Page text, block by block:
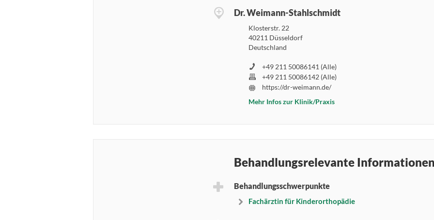
Dr. Weimann-Stahlschmidt
Klosterstr. 22
40211 Düsseldorf
Deutschland
+49 211 50086141 (Alle)
+49 211 50086142 (Alle)
https://dr-weimann.de/
Mehr Infos zur Klinik/Praxis
Behandlungsrelevante Informationen
Behandlungsschwerpunkte
Fachärztin für Kinderorthopädie